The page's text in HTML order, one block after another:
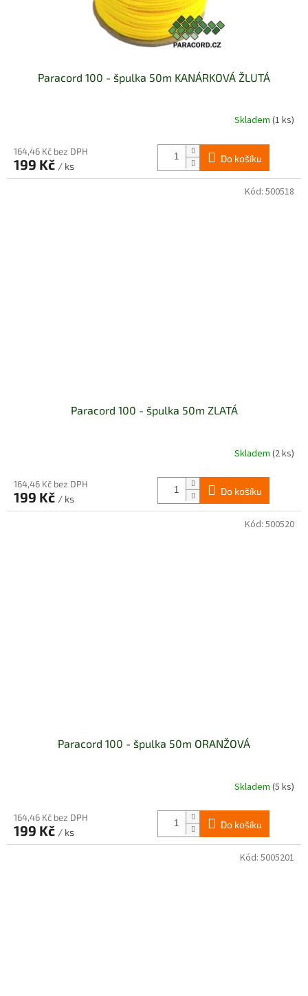
Paracord 100 - špulka 50m KANÁRKOVÁ ŽLUTÁ
Skladem (1 ks)
164,46 Kč bez DPH
199 Kč / ks
Do košíku
Paracord 100 - špulka 50m ZLATÁ
Skladem (2 ks)
164,46 Kč bez DPH
199 Kč / ks
Do košíku
Kód: 500518
Paracord 100 - špulka 50m ORANŽOVÁ
Skladem (5 ks)
164,46 Kč bez DPH
199 Kč / ks
Do košíku
Kód: 500520
Kód: 5005201